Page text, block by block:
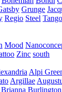
Grunge
Regio Steel Tango
Mood
Zinc south
Alpi
Argillae
Brianna Burlington